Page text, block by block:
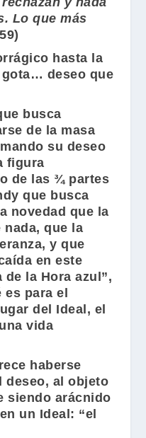
Lo que más
hasta la
deseo que
busca
de la masa
su deseo
figura
de las ¾ partes
que busca
novedad que la
nada, que la
y que
en este
de la Hora azul”,
es para el
del Ideal, el
vida
haberse
deseo, al objeto
siendo arácnido
un Ideal: “el